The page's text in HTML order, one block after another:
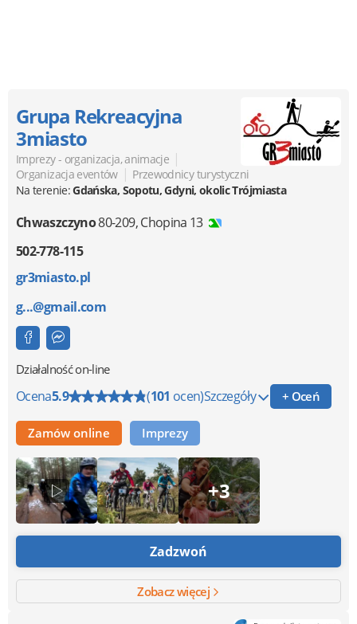
Grupa Rekreacyjna
3miasto
Imprezy - organizacja, animacje |
Organizacja eventów | Przewodnicy turystyczni
Na terenie:Gdańska, Sopotu, Gdyni, okolic Trójmiasta
Chwaszczyno80-209,Chopina 13
502-778-115
gr3miasto.pl
g...@gmail.com
Działalność on-line
Ocena5.9 (101 ocen)Szczegóły + Oceń
Zamów online Imprezy
+3
Zadzwoń
Zobacz więcej